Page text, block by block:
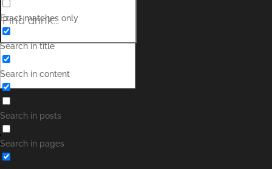
Exact matches only
Search in title
Search in content
Search in posts
Search in pages
Rosé Spritz